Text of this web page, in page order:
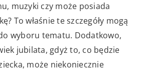
muzyki czy może posiada
To właśnie te szczegóły mogą
wyboru tematu. Dodatkowo,
jubilata, gdyż to, co będzie
może niekoniecznie